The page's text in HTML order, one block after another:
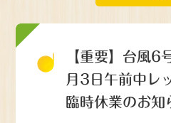
【重要】台風6
月3日午前中レ
臨時休業のお知